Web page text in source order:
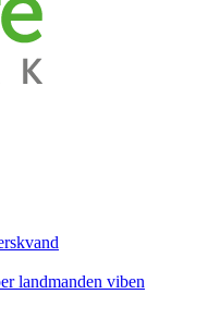
landmanden viben